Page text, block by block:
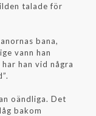
talade för
bana,
vann han
han vid några
oändliga. Det
bakom